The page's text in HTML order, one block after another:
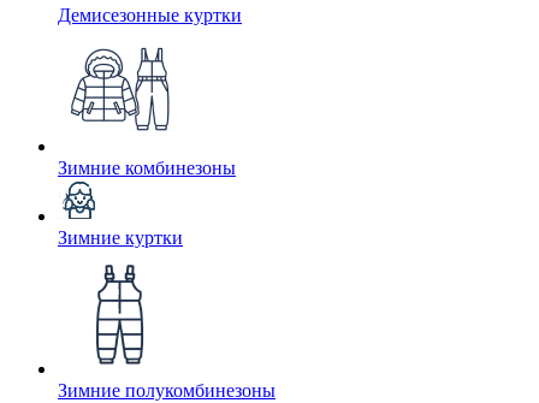
Демисезонные куртки
Зимние комбинезоны
Зимние куртки
Зимние полукомбинезоны